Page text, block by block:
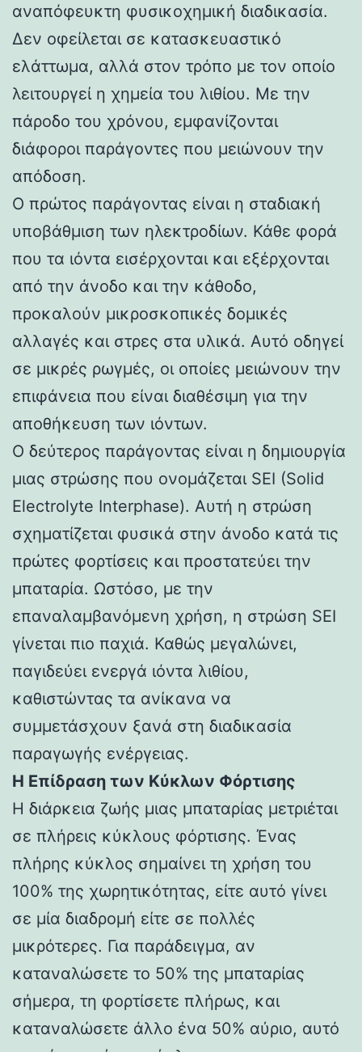
αναπόφευκτη φυσικοχημική διαδικασία.
Δεν οφείλεται σε κατασκευαστικό
ελάττωμα, αλλά στον τρόπο με τον οποίο
λειτουργεί η χημεία του λιθίου. Με την
πάροδο του χρόνου, εμφανίζονται
διάφοροι παράγοντες που μειώνουν την
απόδοση.
Ο πρώτος παράγοντας είναι η σταδιακή
υποβάθμιση των ηλεκτροδίων. Κάθε φορά
που τα ιόντα εισέρχονται και εξέρχονται
από την άνοδο και την κάθοδο,
προκαλούν μικροσκοπικές δομικές
αλλαγές και στρες στα υλικά. Αυτό οδηγεί
σε μικρές ρωγμές, οι οποίες μειώνουν την
επιφάνεια που είναι διαθέσιμη για την
αποθήκευση των ιόντων.
Ο δεύτερος παράγοντας είναι η δημιουργία
μιας στρώσης που ονομάζεται SEI (Solid
Electrolyte Interphase). Αυτή η στρώση
σχηματίζεται φυσικά στην άνοδο κατά τις
πρώτες φορτίσεις και προστατεύει την
μπαταρία. Ωστόσο, με την
επαναλαμβανόμενη χρήση, η στρώση SEI
γίνεται πιο παχιά. Καθώς μεγαλώνει,
παγιδεύει ενεργά ιόντα λιθίου,
καθιστώντας τα ανίκανα να
συμμετάσχουν ξανά στη διαδικασία
παραγωγής ενέργειας.
Η Επίδραση των Κύκλων Φόρτισης
Η διάρκεια ζωής μιας μπαταρίας μετριέται
σε πλήρεις κύκλους φόρτισης. Ένας
πλήρης κύκλος σημαίνει τη χρήση του
100% της χωρητικότητας, είτε αυτό γίνει
σε μία διαδρομή είτε σε πολλές
μικρότερες. Για παράδειγμα, αν
καταναλώσετε το 50% της μπαταρίας
σήμερα, τη φορτίσετε πλήρως, και
καταναλώσετε άλλο ένα 50% αύριο, αυτό